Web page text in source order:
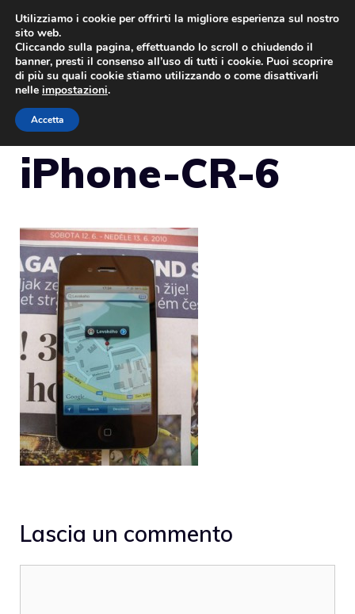
Vai
contenuto
iPhone-CR-6
Lascia un commento
Utilizziamo i cookie per offrirti la migliore esperienza sul nostro
sito web.
Cliccando sulla pagina, effettuando lo scroll o chiudendo il
banner, presti il consenso all’uso di tutti i cookie. Puoi scoprire
di più su quali cookie stiamo utilizzando o come disattivarli
nelle impostazioni.
Accetta